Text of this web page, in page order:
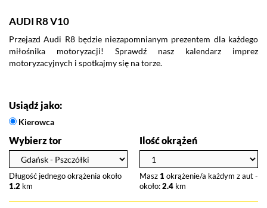
AUDI R8 V10
Przejazd Audi R8 będzie niezapomnianym prezentem dla każdego
miłośnika motoryzacji! Sprawdź nasz kalendarz imprez
motoryzacyjnych i spotkajmy się na torze.
Usiądź jako:
Kierowca
Wybierz tor
Długość jednego okrążenia około
1.2 km
Ilość okrążeń
Masz 1 okrążenie/a każdym z aut -
około: 2.4 km